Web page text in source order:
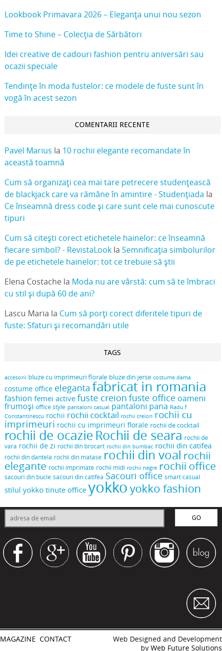
Lookbook Primavara 2026 – Eleganța unui nou sezon
Time to Shine – Colecția de Sărbători
Idei creative de cadouri fashion pentru aniversări sau
ocazii speciale
Tendințe în moda fustelor: ce modele de fuste sunt în
vogă în acest sezon
COMENTARII RECENTE
Pavel Marius la 10 rochii elegante recomandate în
această toamnă
Cum să organizați cea mai tare petrecere studențească
de blackjack care va rămâne în amintire - Studențiada la
Ce înseamnă dress code și care sunt cele mai cunoscute
tipuri
Cum să citești corect etichetele hainelor: ce înseamnă
fiecare simbol? - RevistaLookla Semnificația simbolurilor
de pe etichetele hainelor: tot ce trebuie să știi
Elena Costachela Moda nu are vârstă: cum să te îmbraci
cu stil și după 60 de ani?
Lascu Maria la Cum să porți corect diferitele tipuri de
fuste: Sfaturi și recomandări utile
TAGS
accesorii bluze cu imprimeuri florale bluze din jerse costume dama
costume office eleganta fabricat in romania
fashion femei active fuste creion fuste office oameni
frumoși office style pantaloni casual pantaloni pana Radu f
Constantinescu rochii rochii cocktail rochii creion rochii cu
imprimeuri rochii cu imprimeuri florale rochii de cocktail
rochii de ocazie Rochii de seara rochii de
vara rochii de zi rochii din brocart rochii din bumbac rochii din catifea
rochii din dantela rochii din matase rochii din voal rochii
elegante rochii imprimate rochii midi rochii negre rochii office
sacouri din bucle sacouri din catifea Sacouri office smart casual
stilul yokko tinute office yokko yokko fashion
MAGAZINE CONTACT
Web Designed and Development
by Web Future Solutions